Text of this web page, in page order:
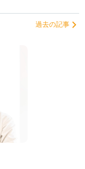
過去の記事